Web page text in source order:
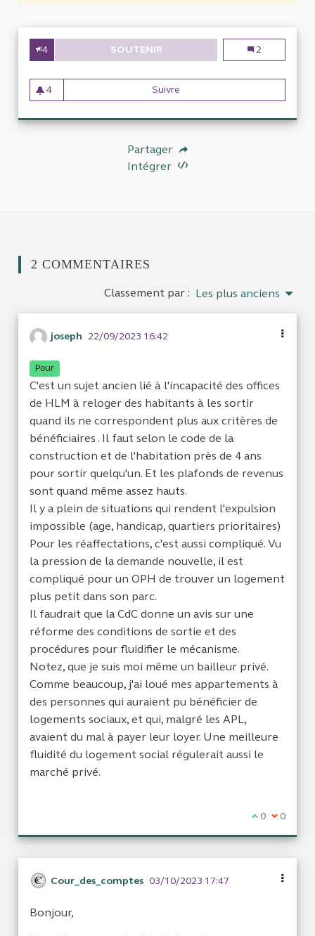
4 SOUTENIR LOGEMENTS SOCIAUX
Logements
2
4
4 abonnés
Suivre
Partager
Intégrer
2 COMMENTAIRES
Classement par : Les plus anciens
joseph 22/09/2023 16:42
Pour
C'est un sujet ancien lié à l'incapacité des offices
de HLM à reloger des habitants à les sortir
quand ils ne correspondent plus aux critères de
bénéficiaires . Il faut selon le code de la
construction et de l'habitation près de 4 ans
pour sortir quelqu'un. Et les plafonds de revenus
sont quand même assez hauts.
Il y a plein de situations qui rendent l'expulsion
impossible (age, handicap, quartiers prioritaires)
Pour les réaffectations, c'est aussi compliqué. Vu
la pression de la demande nouvelle, il est
compliqué pour un OPH de trouver un logement
plus petit dans son parc.
Il faudrait que la CdC donne un avis sur une
réforme des conditions de sortie et des
procédures pour fluidifier le mécanisme.
Notez, que je suis moi même un bailleur privé.
Comme beaucoup, j'ai loué mes appartements à
des personnes qui auraient pu bénéficier de
logements sociaux, et qui, malgré les APL,
avaient du mal à payer leur loyer. Une meilleure
fluidité du logement social régulerait aussi le
marché privé.
Je suis
0 Je ne
0
Cour_des_comptes 03/10/2023 17:47
Bonjour,